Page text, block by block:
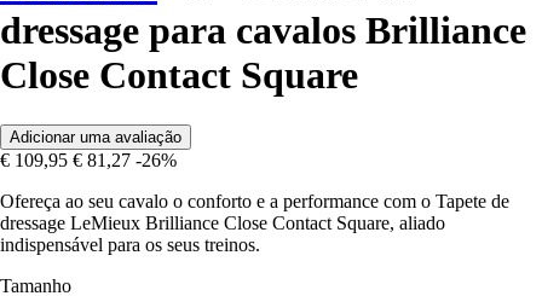
dressage para cavalos Brilliance
Close Contact Square
Adicionar uma avaliação
€ 109,95 € 81,27 -26%
Ofereça ao seu cavalo o conforto e a performance com o Tapete de
dressage LeMieux Brilliance Close Contact Square, aliado
indispensável para os seus treinos.
Tamanho